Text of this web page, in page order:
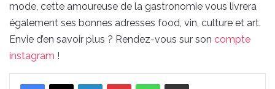
mode, cette amoureuse de la gastronomie vous livrera
également ses bonnes adresses food, vin, culture et art.
Envie d’en savoir plus ? Rendez-vous sur son compte
instagram !
LinkedinPinterestWhatsAppPartager par email